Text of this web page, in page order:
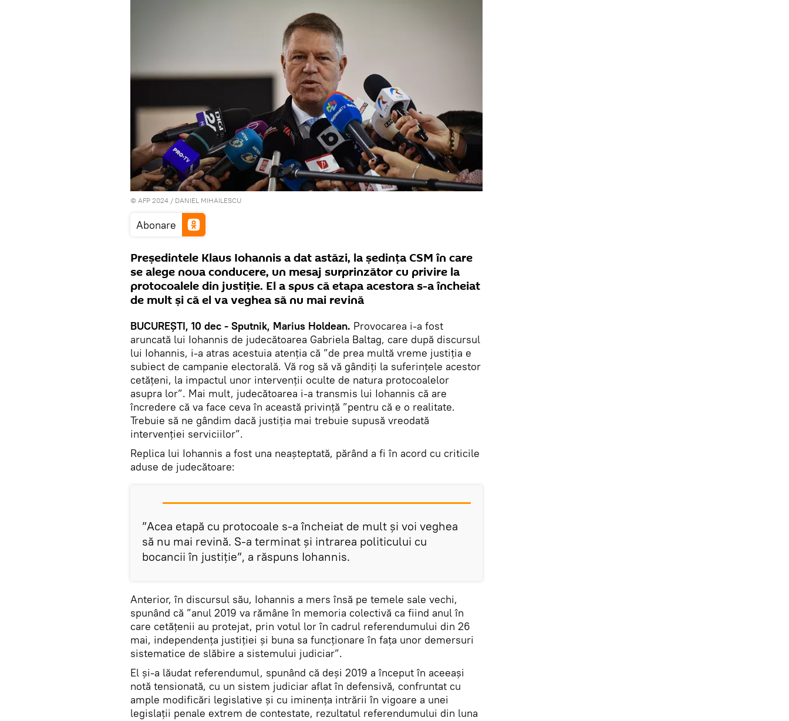
© AFP 2024 / DANIEL MIHAILESCU
Abonare
Președintele Klaus Iohannis a dat astăzi, la ședința CSM în care
se alege noua conducere, un mesaj surprinzător cu privire la
protocoalele din justiție. El a spus că etapa acestora s-a încheiat
de mult și că el va veghea să nu mai revină
BUCUREȘTI, 10 dec - Sputnik, Marius Holdean. Provocarea i-a fost
aruncată lui Iohannis de judecătoarea Gabriela Baltag, care după discursul
lui Iohannis, i-a atras acestuia atenția că ”de prea multă vreme justiția e
subiect de campanie electorală. Vă rog să vă gândiți la suferințele acestor
cetățeni, la impactul unor intervenții oculte de natura protocoalelor
asupra lor”. Mai mult, judecătoarea i-a transmis lui Iohannis că are
încredere că va face ceva în această privință ”pentru că e o realitate.
Trebuie să ne gândim dacă justiția mai trebuie supusă vreodată
intervenției serviciilor”.
Replica lui Iohannis a fost una neașteptată, părând a fi în acord cu criticile
aduse de judecătoare:
”Acea etapă cu protocoale s-a încheiat de mult și voi veghea
să nu mai revină. S-a terminat și intrarea politicului cu
bocancii în justiție”, a răspuns Iohannis.
Anterior, în discursul său, Iohannis a mers însă pe temele sale vechi,
spunând că ”anul 2019 va rămâne în memoria colectivă ca fiind anul în
care cetățenii au protejat, prin votul lor în cadrul referendumului din 26
mai, independența justiției și buna sa funcționare în fața unor demersuri
sistematice de slăbire a sistemului judiciar”.
El și-a lăudat referendumul, spunând că deși 2019 a început în aceeași
notă tensionată, cu un sistem judiciar aflat în defensivă, confruntat cu
ample modificări legislative și cu iminența intrării în vigoare a unei
legislații penale extrem de contestate, rezultatul referendumului din luna